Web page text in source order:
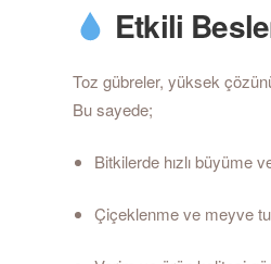
Etkili
Toz gübreler, yüksek
Bu sayede;
Bitkilerde hızlı büyüme
Çiçeklenme ve meyve